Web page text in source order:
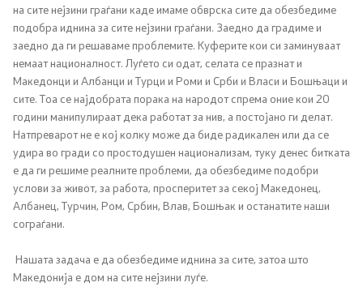
на сите нејзини граѓани каде имаме обврска сите да обезбедиме
подобра иднина за сите нејзини граѓани. Заедно да градиме и
заедно да ги решаваме проблемите. Куферите кои си заминуваат
немаат националност. Луѓето си одат, селата се празнат и
Македонци и Албанци и Турци и Роми и Срби и Власи и Бошњаци и
сите. Тоа се најдобрата порака на народот спрема оние кои 20
години манипулираат дека работат за нив, а постојано ги делат.
Натпреварот не е кој колку може да биде радикален или да се
удира во гради со простодушен национализам, туку денес битката
е да ги решиме реалните проблеми, да обезбедиме подобри
услови за живот, за работа, просперитет за секој Македонец,
Албанец, Турчин, Ром, Србин, Влав, Бошњак и останатите наши
сограѓани.
Нашата задача е да обезбедиме иднина за сите, затоа што
Македонија е дом на сите нејзини луѓе.